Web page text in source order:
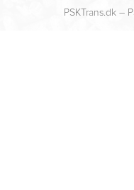
PSKTrans.dk –